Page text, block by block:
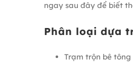
ngay sau đây để biết
Phân loại dựa
Trạm trộn bê tông